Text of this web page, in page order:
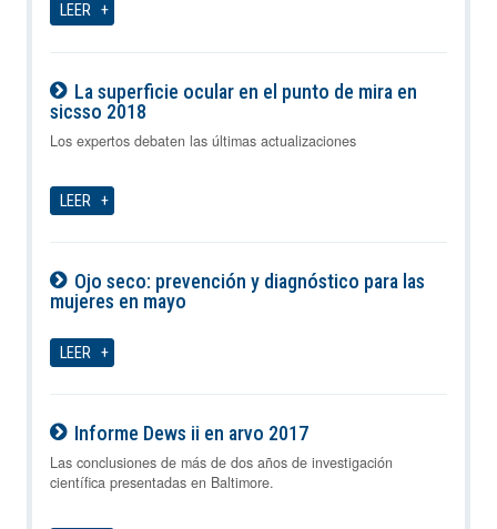
LEER
La superficie ocular en el punto de mira en
sicsso 2018
09-08-2026
Los expertos debaten las últimas actualizaciones
LEER
Ojo seco: prevención y diagnóstico para las
mujeres en mayo
LEER
Informe Dews ii en arvo 2017
09-08-2026
Las conclusiones de más de dos años de investigación
científica presentadas en Baltimore.